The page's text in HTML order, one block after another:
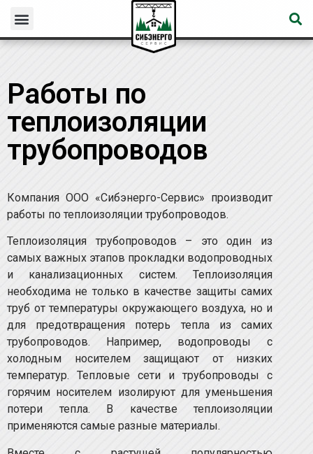
Работы по
теплоизоляции
трубопроводов
Компания ООО «Сибэнерго-Сервис» производит
работы по теплоизоляции трубопроводов.
Теплоизоляция трубопроводов – это один из
самых важных этапов прокладки водопроводных
и канализационных систем. Теплоизоляция
необходима не только в качестве защиты самих
труб от температуры окружающего воздуха, но и
для предотвращения потерь тепла из самих
трубопроводов. Например, водопроводы с
холодным носителем защищают от низких
температур. Тепловые сети и трубопроводы с
горячим носителем изолируют для уменьшения
потери тепла. В качестве теплоизоляции
применяются самые разные материалы.